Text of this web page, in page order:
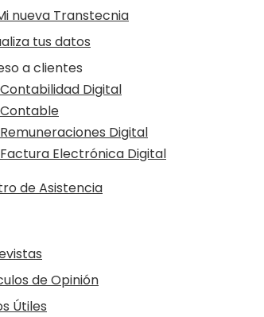
nueva Transtecnia
tus datos
a clientes
Contabilidad Digital
Contable
Remuneraciones Digital
Factura Electrónica Digital
de Asistencia
de Opinión
Útiles